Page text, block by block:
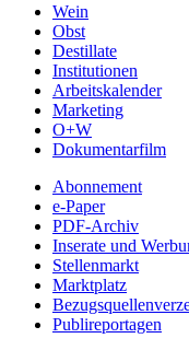
Wein
Obst
Destillate
Institutionen
Arbeitskalender
Marketing
O+W
Dokumentarfilm
Abonnement
e-Paper
PDF-Archiv
Inserate und
Stellenmarkt
Marktplatz
Publireportagen